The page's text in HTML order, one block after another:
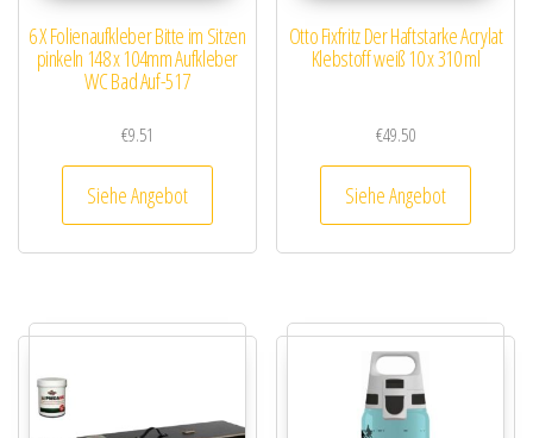
6 X Folienaufkleber Bitte im Sitzen
pinkeln 148 x 104mm Aufkleber
WC Bad Auf-517
€9.51
Siehe Angebot
Otto Fixfritz Der Haftstarke Acrylat
Klebstoff weiß 10 x 310 ml
€49.50
Siehe Angebot